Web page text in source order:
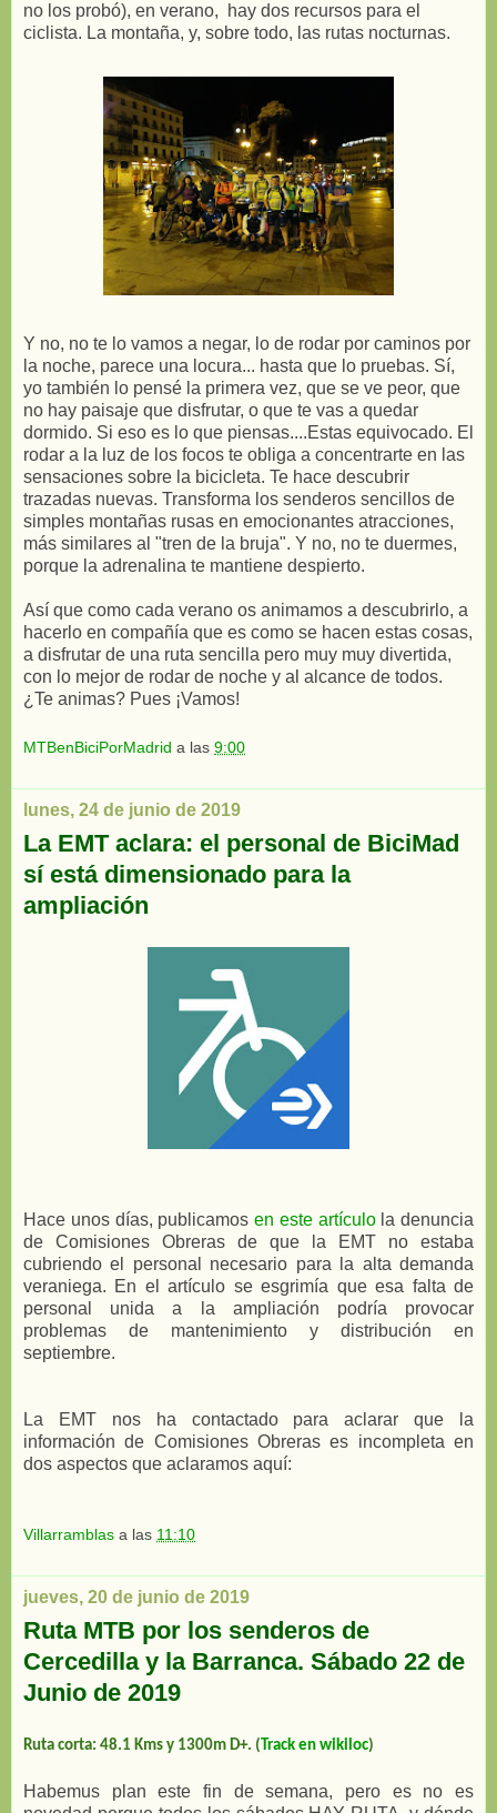
no los probó), en verano, hay dos recursos para el
ciclista. La montaña, y, sobre todo, las rutas nocturnas.
Y no, no te lo vamos a negar, lo de rodar por caminos por
la noche, parece una locura... hasta que lo pruebas. Sí,
yo también lo pensé la primera vez, que se ve peor, que
no hay paisaje que disfrutar, o que te vas a quedar
dormido. Si eso es lo que piensas....Estas equivocado. El
rodar a la luz de los focos te obliga a concentrarte en las
sensaciones sobre la bicicleta. Te hace descubrir
trazadas nuevas. Transforma los senderos sencillos de
simples montañas rusas en emocionantes atracciones,
más similares al "tren de la bruja". Y no, no te duermes,
porque la adrenalina te mantiene despierto.
Así que como cada verano os animamos a descubrirlo, a
hacerlo en compañía que es como se hacen estas cosas,
a disfrutar de una ruta sencilla pero muy muy divertida,
con lo mejor de rodar de noche y al alcance de todos.
¿Te animas? Pues ¡Vamos!
MTBenBiciPorMadrid a las 9:00
lunes, 24 de junio de 2019
La EMT aclara: el personal de BiciMad
sí está dimensionado para la
ampliación
Hace unos días, publicamos en este artículola denuncia
de Comisiones Obreras de que la EMT no estaba
cubriendo el personal necesario para la alta demanda
veraniega. En el artículo se esgrimía que esa falta de
personal unida a la ampliación podría provocar
problemas de mantenimiento y distribución en
septiembre.
La EMT nos ha contactado para aclarar que la
información de Comisiones Obreras es incompleta en
dos aspectos que aclaramos aquí:
Villarramblas a las 11:10
jueves, 20 de junio de 2019
Ruta MTB por los senderos de
Cercedilla y la Barranca. Sábado 22 de
Junio de 2019
Ruta corta: 48.1 Kms y 1300m D+. ( Track en wikiloc)
Habemus plan este fin de semana, pero es no es